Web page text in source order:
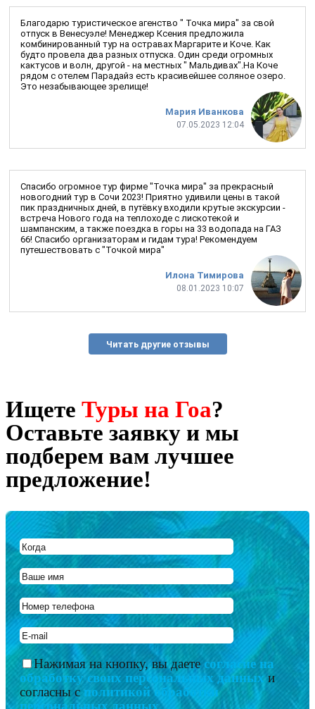
Мария Иванкова
07.05.2023 12:04
Благодарю туристическое агенство " Точка мира" за свой
отпуск в Венесуэле! Менеджер Ксения предложила
комбинированный тур на остравах Маргарите и Коче. Как
будто провела два разных отпуска. Один среди огромных
кактусов и волн, другой - на местных " Мальдивах".На Коче
рядом с отелем Парадайз есть красивейшее соляное озеро.
Это незабывающее зрелище!
Илона Тимирова
08.01.2023 10:07
Спасибо огромное тур фирме "Точка мира" за прекрасный
новогодний тур в Сочи 2023! Приятно удивили цены в такой
пик праздничных дней, в путёвку входили крутые экскурсии -
встреча Нового года на теплоходе с лискотекой и
шампанским, а также поездка в горы на 33 водопада на ГАЗ
66! Спасибо организаторам и гидам тура! Рекомендуем
путешествовать с "Точкой мира"
Читать другие отзывы
Ищете Туры на Гоа?
Оставьте заявку и мы
подберем вам лучшее
предложение!
Нажимая на кнопку, вы даете согласие на
обработку своих персональных данныхи
согласны сполитикой обработки
персональных данных